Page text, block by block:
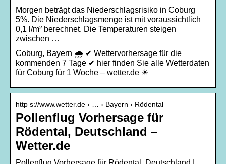
Morgen beträgt das Niederschlagsrisiko in Coburg
5%. Die Niederschlagsmenge ist mit voraussichtlich
0,1 l/m² berechnet. Die Temperaturen steigen
zwischen …
Coburg, Bayern 🌧️ ✔ Wettervorhersage für die
kommenden 7 Tage ✔ hier finden Sie alle Wetterdaten
für Coburg für 1 Woche – wetter.de ☀
http s://www.wetter.de › … › Bayern › Rödental
Pollenflug Vorhersage für
Rödental, Deutschland –
Wetter.de